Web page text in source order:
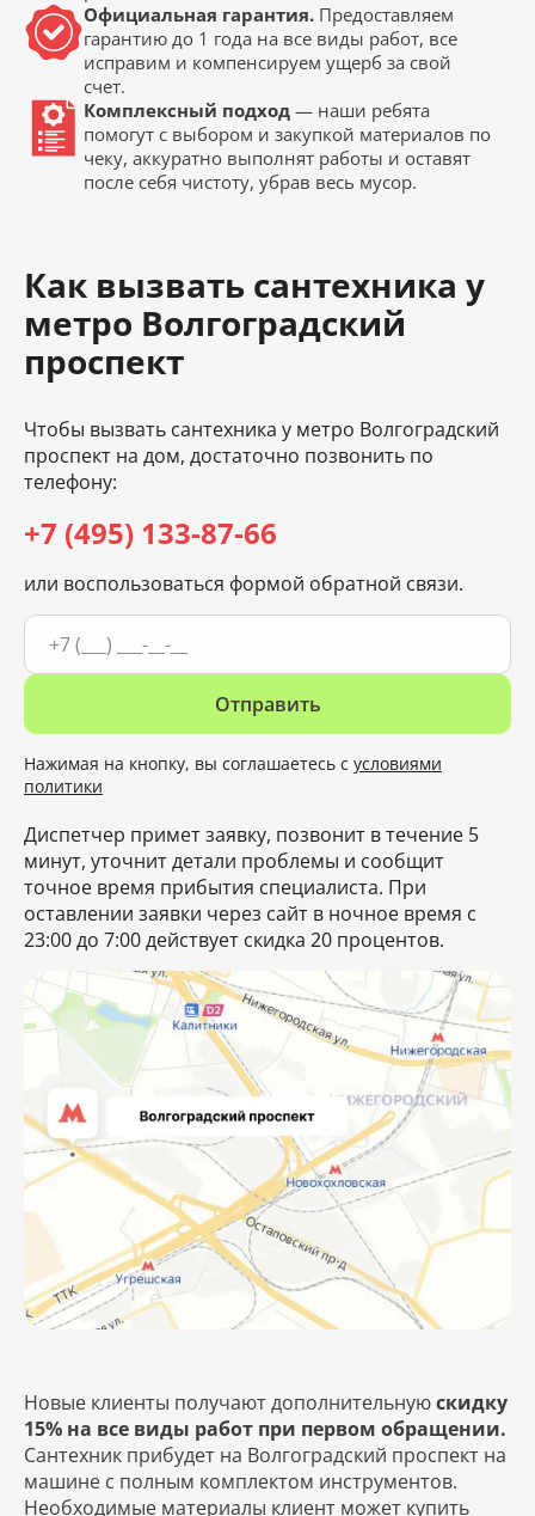
Официальная гарантия. Предоставляем
гарантию до 1 года на все виды работ, все
исправим и компенсируем ущерб за свой
счет.
Комплексный подход — наши ребята
помогут с выбором и закупкой материалов по
чеку, аккуратно выполнят работы и оставят
после себя чистоту, убрав весь мусор.
Как вызвать сантехника у
метро Волгоградский
проспект
Чтобы вызвать сантехника у метро Волгоградский
проспект на дом, достаточно позвонить по
телефону:
+7 (495) 133-87-66
или воспользоваться формой обратной связи.
Отправить
Нажимая на кнопку, вы соглашаетесь с условиями
политики
Диспетчер примет заявку, позвонит в течение 5
минут, уточнит детали проблемы и сообщит
точное время прибытия специалиста. При
оставлении заявки через сайт в ночное время с
23:00 до 7:00 действует скидка 20 процентов.
Новые клиенты получают дополнительнуюскидку
15% на все виды работ при первом обращении.
Сантехник прибудет на Волгоградский проспект на
машине с полным комплектом инструментов.
Необходимые материалы клиент может купить